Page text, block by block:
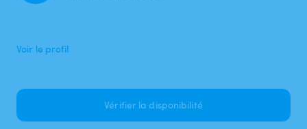
Voir le profil
Vérifier la disponibilité